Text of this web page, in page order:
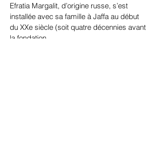
Efratia Margalit, d’origine russe, s’est
installée avec sa famille à Jaffa au début
du XXe siècle (soit quatre décennies avant
la fondation